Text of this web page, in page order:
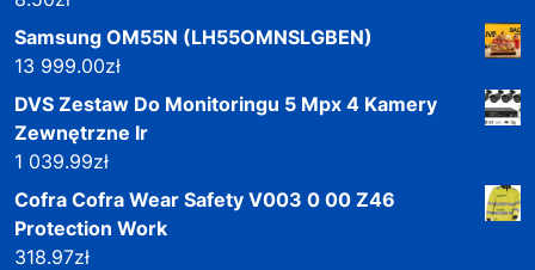
Samsung OM55N (LH55OMNSLGBEN)
13 999.00zł
DVS Zestaw Do Monitoringu 5 Mpx 4 Kamery
Zewnętrzne Ir
1 039.99zł
Cofra Cofra Wear Safety V003 0 00 Z46
Protection Work
318.97zł